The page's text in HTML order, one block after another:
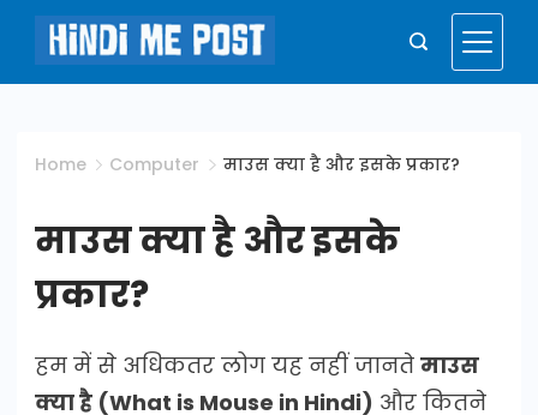
Skip
content
Hindi
Me
Home Computer माउस क्या है और इसके प्रकार?
माउस क्या है और इसके
प्रकार?
हम में से अधिकतर लोग यह नहीं जानते माउस
क्या है (What is Mouse in Hindi) और कितने